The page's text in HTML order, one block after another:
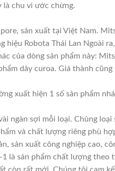
là chu vi ước chừng.
sản xuất tại Việt Nam.
hiệu Robota Thái Lan Ngoài
của dòng sản phẩm này:
dây curoa. Giá thành
xuất hiện 1 số sản phẩm
ngàn sợi mỗi loại. Chủng
và chất lượng riêng phù
sản xuất công nghiệp cao,
là sản phẩm chất lượng theo
còn rất mới. Chúng tôi cam